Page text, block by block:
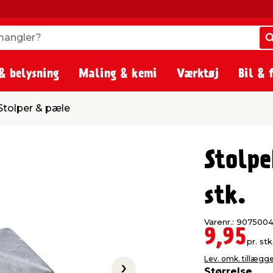
belysning Maling & kemi Værktøj Bil &
& pæle
stk.
Varenr.: 9075004
9,95pr. stk.
Lev. omk.